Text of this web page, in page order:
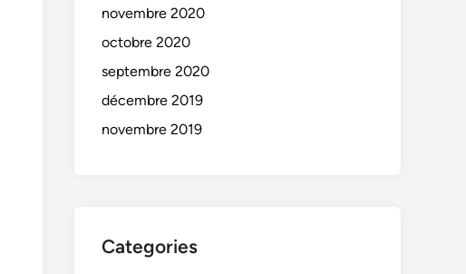
novembre 2020
octobre 2020
septembre 2020
décembre 2019
novembre 2019
Categories